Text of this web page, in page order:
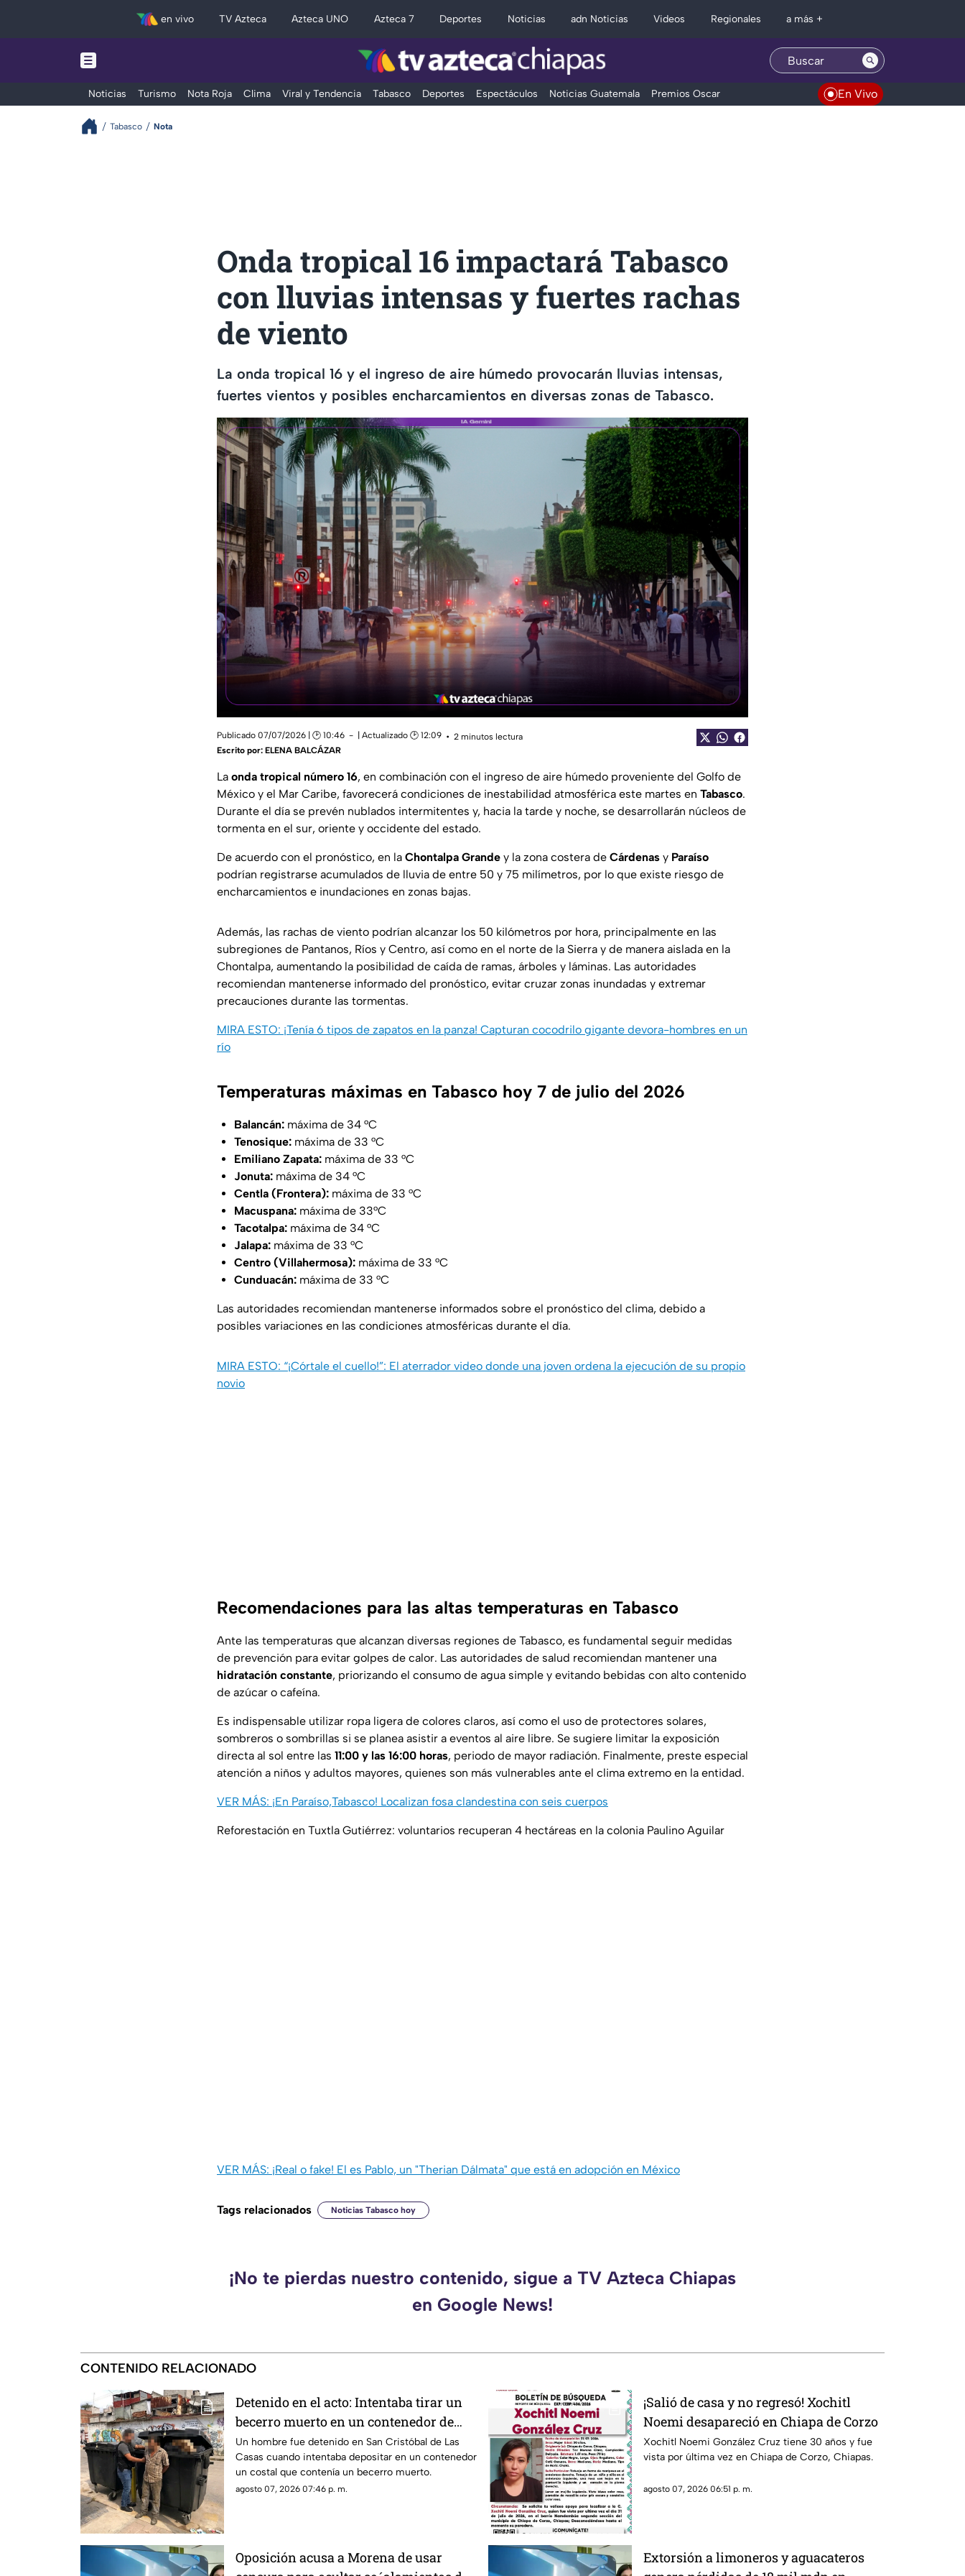
en vivo TV Azteca Azteca UNO Azteca 7 Deportes Noticias adn Noticias Videos Regionales a más +
Noticias Turismo Nota Roja Clima Viral y Tendencia Tabasco Deportes Espectáculos Noticias Guatemala Premios Oscar En Vivo
Tabasco Nota
Onda tropical 16 impactará Tabasco
con lluvias intensas y fuertes rachas
de viento
La onda tropical 16 y el ingreso de aire húmedo provocarán lluvias intensas,
fuertes vientos y posibles encharcamientos en diversas zonas de Tabasco.
Publicado 07/07/2026 | 🕑 10:46 | Actualizado 🕑 12:09
2 minutos lectura
Escrito por: ELENA BALCÁZAR
La onda tropical número 16, en combinación con el ingreso de aire húmedo proveniente del Golfo de
México y el Mar Caribe, favorecerá condiciones de inestabilidad atmosférica este martes en Tabasco.
Durante el día se prevén nublados intermitentes y, hacia la tarde y noche, se desarrollarán núcleos de
tormenta en el sur, oriente y occidente del estado.
De acuerdo con el pronóstico, en la Chontalpa Grande y la zona costera de Cárdenas y Paraíso
podrían registrarse acumulados de lluvia de entre 50 y 75 milímetros, por lo que existe riesgo de
encharcamientos e inundaciones en zonas bajas.
Además, las rachas de viento podrían alcanzar los 50 kilómetros por hora, principalmente en las
subregiones de Pantanos, Ríos y Centro, así como en el norte de la Sierra y de manera aislada en la
Chontalpa, aumentando la posibilidad de caída de ramas, árboles y láminas. Las autoridades
recomiendan mantenerse informado del pronóstico, evitar cruzar zonas inundadas y extremar
precauciones durante las tormentas.
MIRA ESTO: ¡Tenía 6 tipos de zapatos en la panza! Capturan cocodrilo gigante devora-hombres en un
río
Temperaturas máximas en Tabasco hoy 7 de julio del 2026
Balancán: máxima de 34 °C
Tenosique: máxima de 33 °C
Emiliano Zapata: máxima de 33 °C
Jonuta: máxima de 34 °C
Centla (Frontera): máxima de 33 °C
Macuspana: máxima de 33°C
Tacotalpa: máxima de 34 °C
Jalapa: máxima de 33 °C
Centro (Villahermosa): máxima de 33 °C
Cunduacán: máxima de 33 °C
Las autoridades recomiendan mantenerse informados sobre el pronóstico del clima, debido a
posibles variaciones en las condiciones atmosféricas durante el día.
MIRA ESTO: “¡Córtale el cuello!”: El aterrador video donde una joven ordena la ejecución de su propio
novio
Recomendaciones para las altas temperaturas en Tabasco
Ante las temperaturas que alcanzan diversas regiones de Tabasco, es fundamental seguir medidas
de prevención para evitar golpes de calor. Las autoridades de salud recomiendan mantener una
hidratación constante, priorizando el consumo de agua simple y evitando bebidas con alto contenido
de azúcar o cafeína.
Es indispensable utilizar ropa ligera de colores claros, así como el uso de protectores solares,
sombreros o sombrillas si se planea asistir a eventos al aire libre. Se sugiere limitar la exposición
directa al sol entre las 11:00 y las 16:00 horas, periodo de mayor radiación. Finalmente, preste especial
atención a niños y adultos mayores, quienes son más vulnerables ante el clima extremo en la entidad.
VER MÁS: ¡En Paraíso,Tabasco! Localizan fosa clandestina con seis cuerpos
Reforestación en Tuxtla Gutiérrez: voluntarios recuperan 4 hectáreas en la colonia Paulino Aguilar
VER MÁS: ¡Real o fake! El es Pablo, un "Therian Dálmata" que está en adopción en México
Tags relacionados Noticias Tabasco hoy
¡No te pierdas nuestro contenido, sigue a TV Azteca Chiapas
en Google News!
CONTENIDO RELACIONADO
Detenido en el acto: Intentaba tirar un
becerro muerto en un contenedor de
basura en SCLC
Un hombre fue detenido en San Cristóbal de Las
Casas cuando intentaba depositar en un contenedor
un costal que contenía un becerro muerto.
agosto 07, 2026 07:46 p. m.
¡Salió de casa y no regresó! Xochitl
Noemi desapareció en Chiapa de Corzo
Xochitl Noemi González Cruz tiene 30 años y fue
vista por última vez en Chiapa de Corzo, Chiapas.
agosto 07, 2026 06:51 p. m.
Oposición acusa a Morena de usar
Extorsión a limoneros y aguacateros